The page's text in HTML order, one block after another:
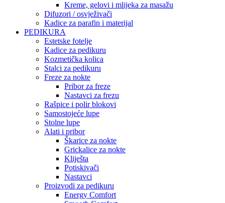
Kreme, gelovi i mlijeka za masažu
Difuzori / osvježivači
Kadice za parafin i materijal
PEDIKURA
Estetske fotelje
Kadice za pedikuru
Kozmetička kolica
Stalci za pedikuru
Freze za nokte
Pribor za freze
Nastavci za frezu
Rašpice i polir blokovi
Samostojeće lupe
Stolne lupe
Alati i pribor
Škarice za nokte
Grickalice za nokte
Kliješta
Potiskivači
Nastavci
Proizvodi za pedikuru
Energy Comfort